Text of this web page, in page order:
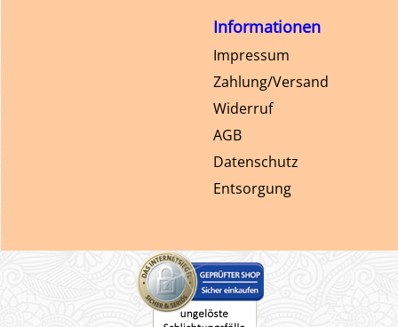
Informationen
Impressum
Zahlung/Versand
Widerruf
AGB
Datenschutz
Entsorgung